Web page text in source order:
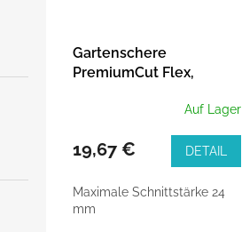
Gartenschere
PremiumCut Flex,
für Grünholz, 24 mmAuf Lager
19,67 € DETAIL
Maximale Schnittstärke 24
mm